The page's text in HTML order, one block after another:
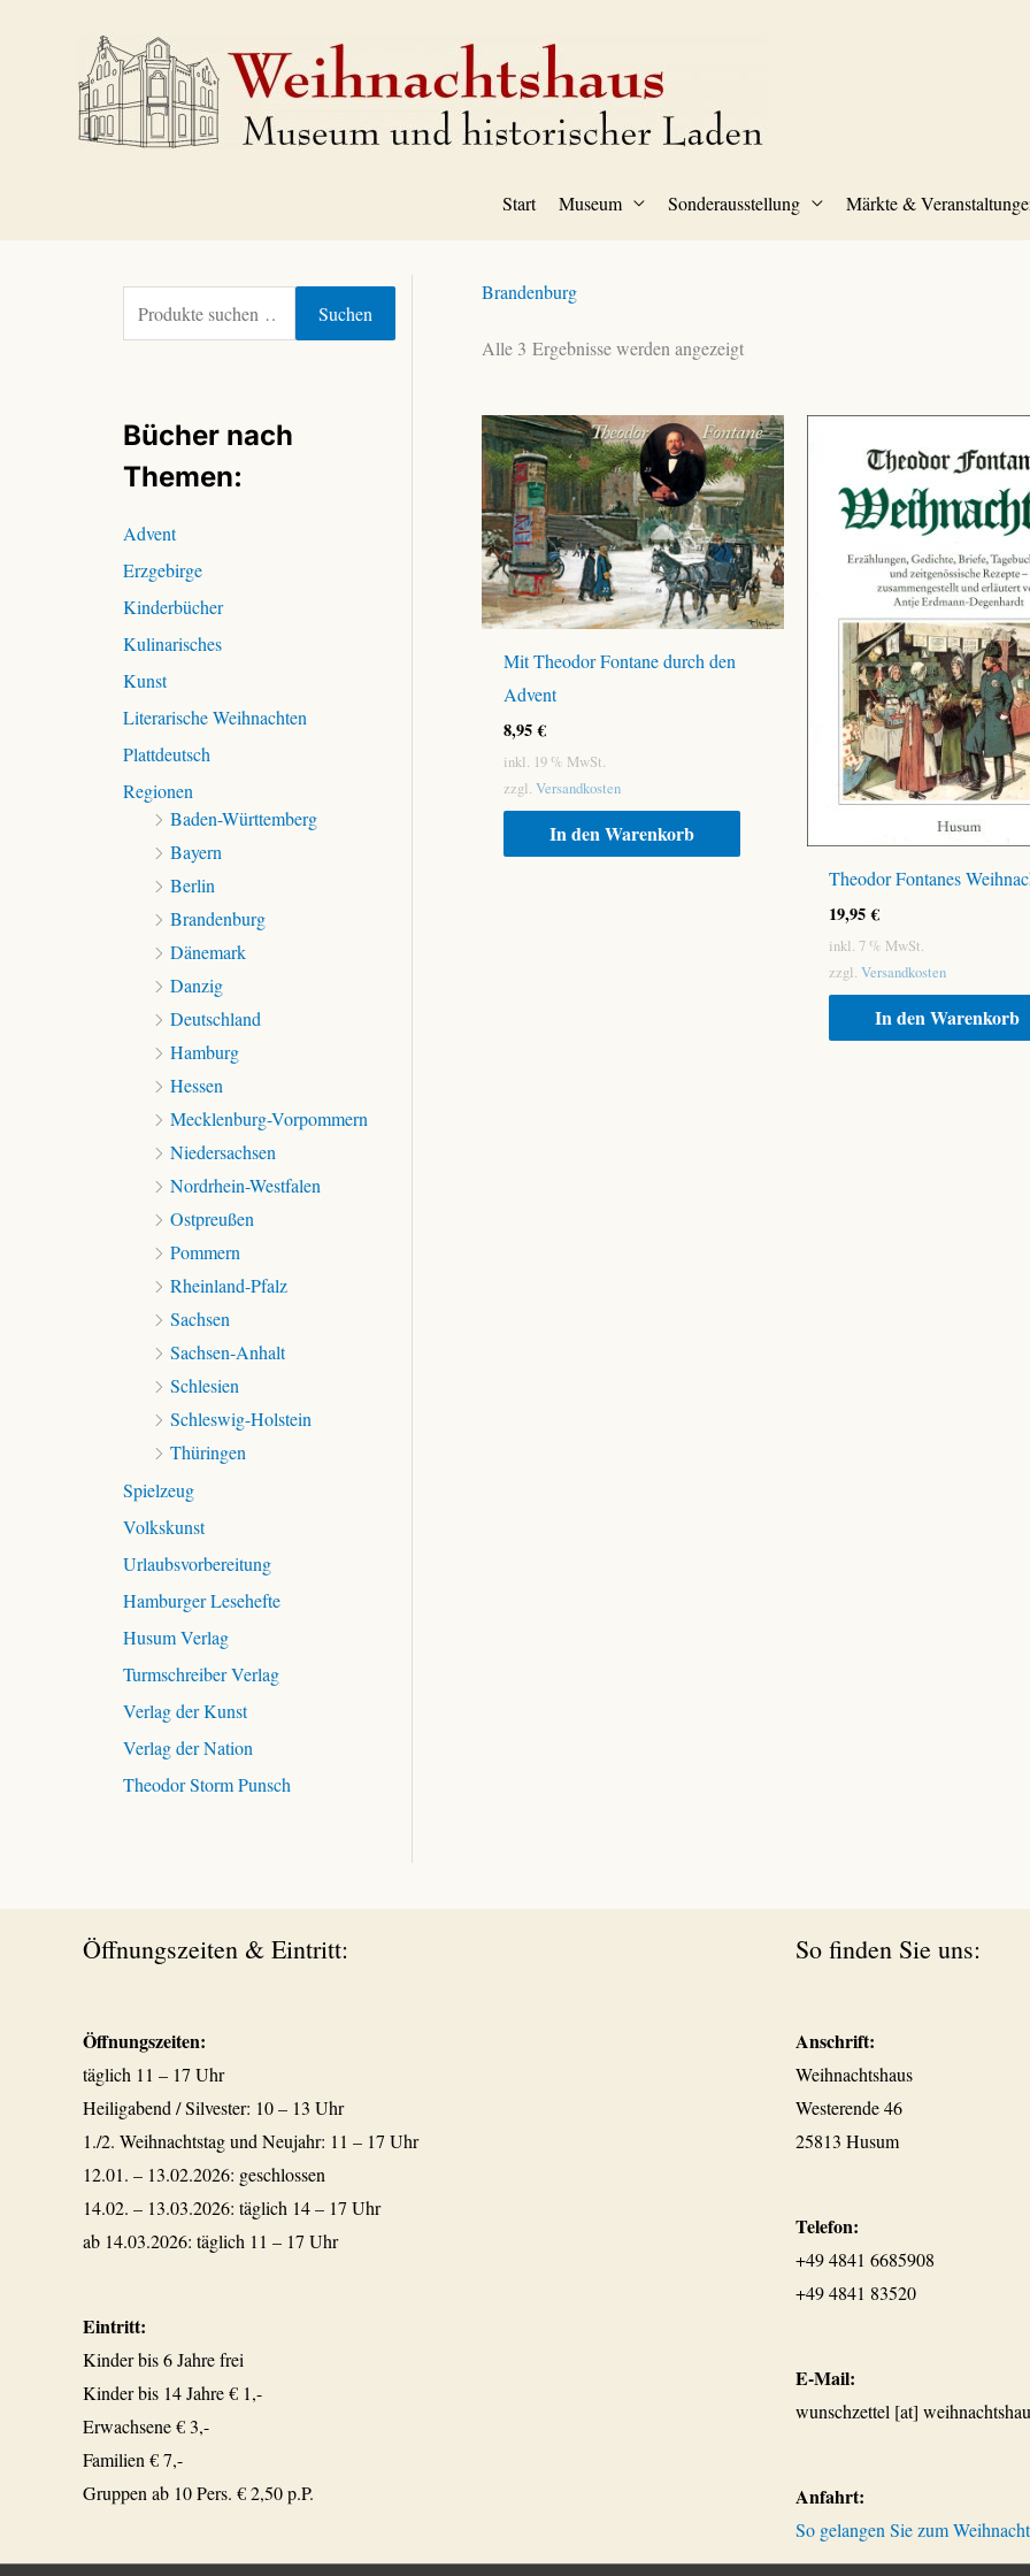
Start Museum Sonderausstellung Märkte &
n
n
h
:
Suchen
Bücher nach
Themen:
Advent
Erzgebirge
Kinderbücher
Kulinarisches
Kunst
Literarische Weihnachten
Plattdeutsch
Regionen
Baden-Württemberg
Bayern
Berlin
Brandenburg
Dänemark
Danzig
Deutschland
Hamburg
Hessen
Mecklenburg-Vorpommern
Niedersachsen
Nordrhein-Westfalen
Ostpreußen
Pommern
Rheinland-Pfalz
Sachsen
Sachsen-Anhalt
Schlesien
Schleswig-Holstein
Thüringen
Spielzeug
Volkskunst
Urlaubsvorbereitung
Hamburger Lesehefte
Husum Verlag
Turmschreiber Verlag
Verlag der Kunst
Verlag der Nation
Theodor Storm Punsch
Brandenburg
Alle 3 Ergebnisse werden angezeigt
Mit Theodor Fontane durch den
Advent
8,95€
inkl. 19 % MwSt.
zzgl. Versandkosten
In den Warenkorb
Theodor Fontanes
19,95€
inkl. 7 % MwSt.
zzgl.Versandkosten
In den Warenkorb
Öffnungszeiten & Eintritt:
Öffnungszeiten:
täglich 11 – 17 Uhr
Heiligabend / Silvester: 10 – 13 Uhr
1./2. Weihnachtstag und Neujahr: 11 – 17 Uhr
12.01. – 13.02.2026: geschlossen
14.02. – 13.03.2026: täglich 14 – 17 Uhr
ab 14.03.2026: täglich 11 – 17 Uhr
Eintritt:
Kinder bis 6 Jahre frei
Kinder bis 14 Jahre € 1,-
Erwachsene € 3,-
Familien € 7,-
Gruppen ab 10 Pers. € 2,50 p.P.
So finden Sie uns:
Anschrift:
Weihnachtshaus
Westerende 46
25813 Husum
Telefon:
+49 4841 6685908
+49 4841 83520
E-Mail:
wunschzettel [at]
Anfahrt:
So gelangen Sie zum